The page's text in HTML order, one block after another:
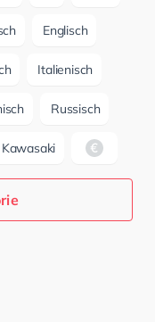
Englisch
Italienisch
Russisch
Kawasaki